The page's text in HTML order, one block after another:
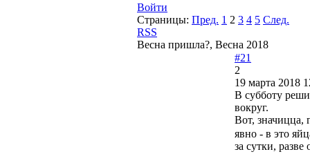
Войти
Страницы: Пред. 1 2 3 4 5 След.
RSS
Весна пришла?, Весна 2018
#21
2
19 марта 2018
В субботу
вокруг.
Вот, значицца,
явно - в это
за сутки, разве